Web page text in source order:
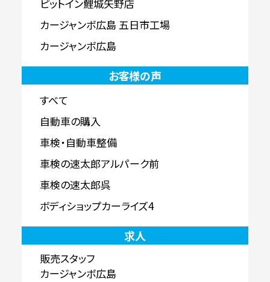
ピットイン鯉城矢野店
カージャンボ広島 五日市工場
カージャンボ広島
お客様の声
すべて
自動車の購入
車検・自動車整備
車検の速太郎アルパーク前
車検の速太郎呉
ボディショップカーライズ4
求人
販売スタッフ
カージャンボ広島